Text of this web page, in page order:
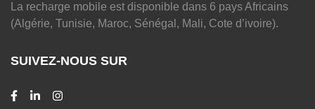
La recharge mobile est disponible dans 6 pays Africains
(Algérie, Tunisie, Maroc, Sénégal, Mali, Cote d’ivoire).
SUIVEZ-NOUS SUR